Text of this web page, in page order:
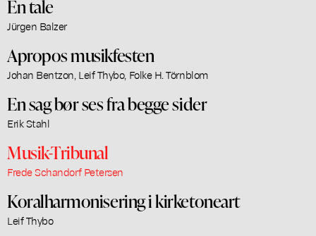
En tale
Jürgen Balzer
Apropos musikfesten
Johan Bentzon, Leif Thybo, Folke H. Törnblom
En sag bør ses fra begge sider
Erik Stahl
Musik-Tribunal
Frede Schandorf Petersen
Koralharmonisering i kirketoneart
Leif Thybo